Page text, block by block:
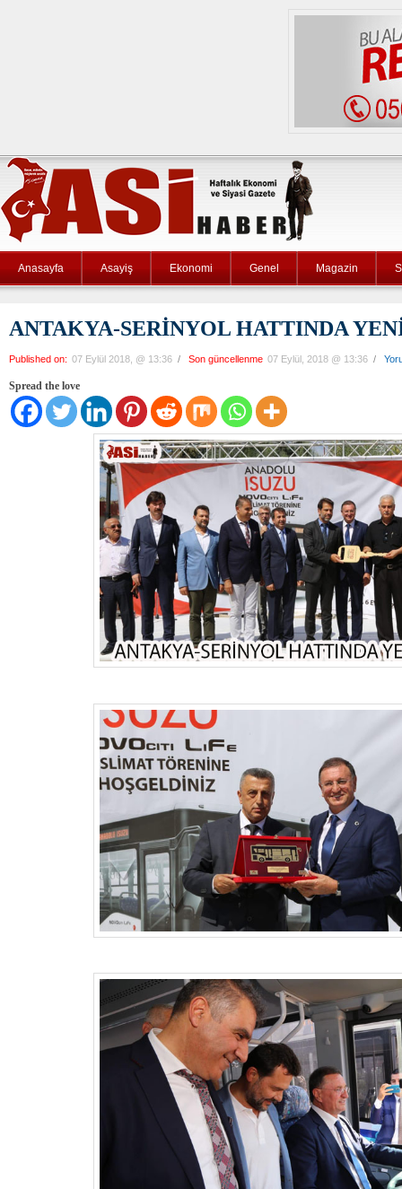
Anasayfa Asayiş Ekonomi Genel Magazin
ANTAKYA-SERİNYOL HATTINDA
Published on: 07 Eylül 2018, @ 13:36 / Son güncellenme 07 Eylül, 2018 @ 13:36 /
Spread the love